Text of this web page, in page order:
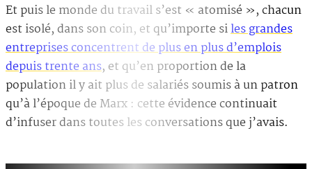
Et puis le monde du travail s’est « atomisé », chacun
est isolé, dans son coin, et qu’importe siles grandes
entreprises concentrent de plus en plus d’emplois
depuis trente ans, et qu’en proportion de la
population il y ait plus de salariés soumis à un patron
qu’à l’époque de Marx : cette évidence continuait
d’infuser dans toutes les conversations que j’avais.